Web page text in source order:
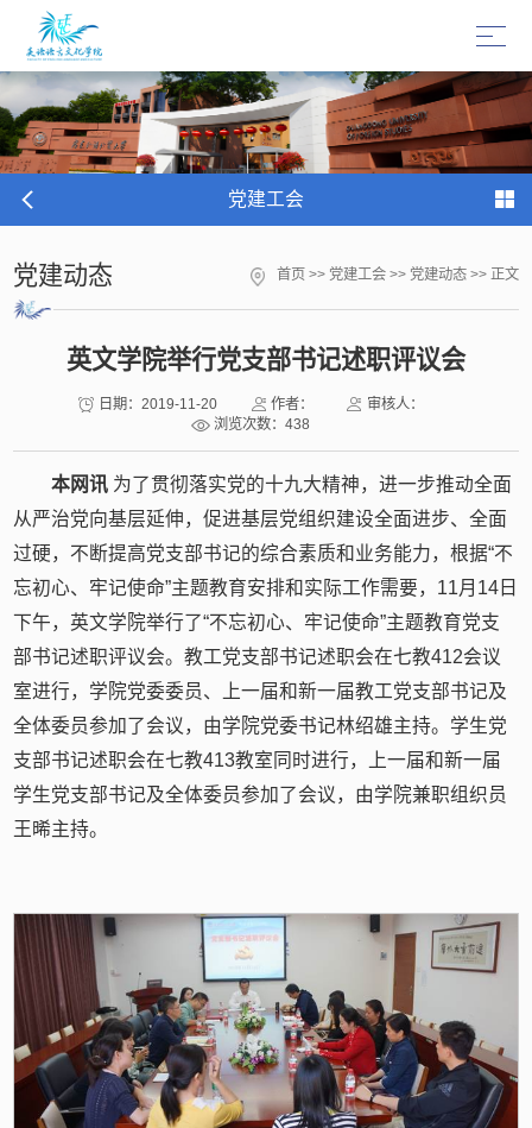
党建工会
党建动态 首页 >> 党建工会>> 党建动态>> 正文
英文学院举行党支部书记述职评议会
日期：2019-11-20 作者：
审核人：
浏览次数： 438
本网讯为了贯彻落实党的十九大精神，进一步推动全面
从严治党向基层延伸，促进基层党组织建设全面进步、全面
过硬，不断提高党支部书记的综合素质和业务能力，根据“不
忘初心、牢记使命”主题教育安排和实际工作需要，11月14日
下午，英文学院举行了“不忘初心、牢记使命”主题教育党支
部书记述职评议会。教工党支部书记述职会在七教412会议
室进行，学院党委委员、上一届和新一届教工党支部书记及
全体委员参加了会议，由学院党委书记林绍雄主持。学生党
支部书记述职会在七教413教室同时进行，上一届和新一届
学生党支部书记及全体委员参加了会议，由学院兼职组织员
王晞主持。